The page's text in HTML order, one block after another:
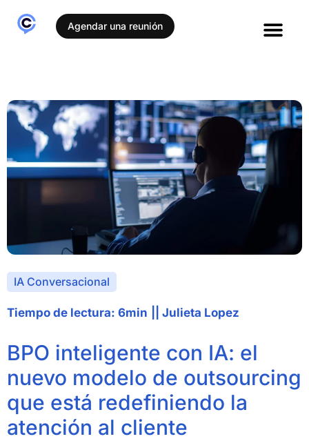
Agendar una reunión
IA Conversacional
Tiempo de lectura: 6min Julieta Lopez
BPO inteligente con IA: el
nuevo modelo de outsourcing
que está redefiniendo la
atención al cliente